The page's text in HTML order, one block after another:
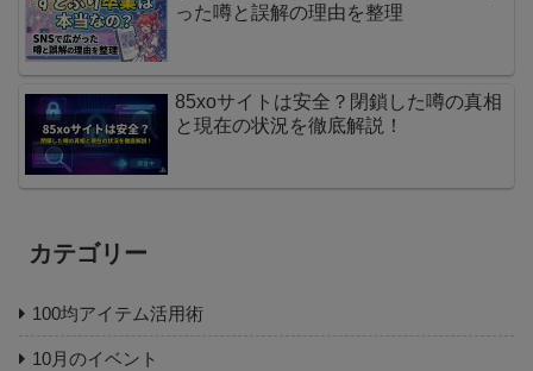
った噂と誤解の理由を整理
85xoサイトは安全？閉鎖した噂の真相
と現在の状況を徹底解説！
カテゴリー
100均アイテム活用術
10月のイベント